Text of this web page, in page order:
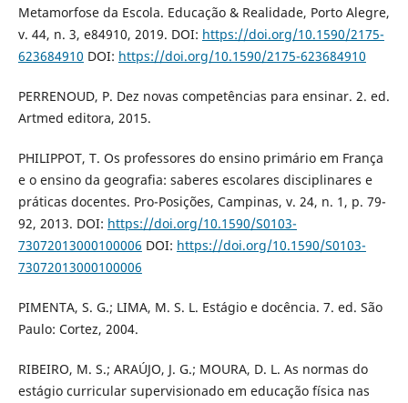
Metamorfose da Escola. Educação & Realidade, Porto Alegre,
v. 44, n. 3, e84910, 2019. DOI: https://doi.org/10.1590/2175-
623684910 DOI: https://doi.org/10.1590/2175-623684910
PERRENOUD, P. Dez novas competências para ensinar. 2. ed.
Artmed editora, 2015.
PHILIPPOT, T. Os professores do ensino primário em França
e o ensino da geografia: saberes escolares disciplinares e
práticas docentes. Pro-Posições, Campinas, v. 24, n. 1, p. 79-
92, 2013. DOI: https://doi.org/10.1590/S0103-
73072013000100006 DOI: https://doi.org/10.1590/S0103-
73072013000100006
PIMENTA, S. G.; LIMA, M. S. L. Estágio e docência. 7. ed. São
Paulo: Cortez, 2004.
RIBEIRO, M. S.; ARAÚJO, J. G.; MOURA, D. L. As normas do
estágio curricular supervisionado em educação física nas